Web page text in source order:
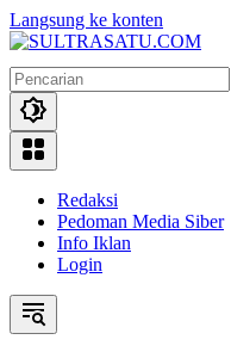
Langsung ke konten
Redaksi
Pedoman Media Siber
Info Iklan
Login